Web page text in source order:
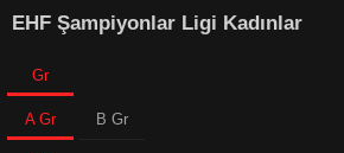
EHF Şampiyonlar Ligi Kadınlar
Gr
A Gr B Gr